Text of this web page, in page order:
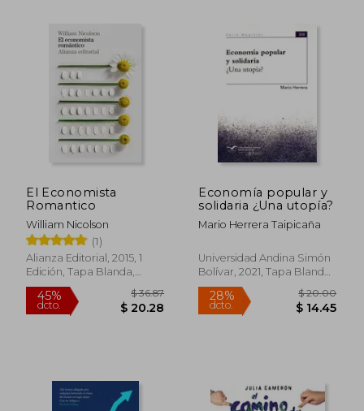
45%
dcto. $ 32.07
45%
dcto.
El Economista
Romantico
William Nicolson
(1)
Alianza Editorial, 2015, 1
Edición, Tapa Blanda,
Nuevo
Economía popular y
solidaria ¿Una utopía?
Mario Herrera Taipicaña
Universidad Andina Simón
Bolívar, 2021, Tapa Blanda,
Nuevo